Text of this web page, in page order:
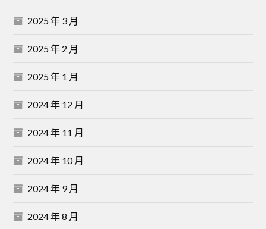
2025 年 3 月
2025 年 2 月
2025 年 1 月
2024 年 12 月
2024 年 11 月
2024 年 10 月
2024 年 9 月
2024 年 8 月